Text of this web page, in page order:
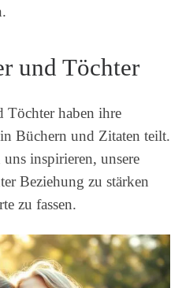
und Töchter
Töchter haben ihre
Büchern und Zitaten teilt.
inspirieren, unsere
Beziehung zu stärken
zu fassen.